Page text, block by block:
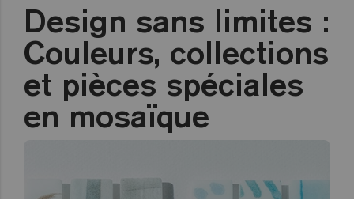
Design sans limites :
Couleurs, collections
et pièces spéciales
en mosaïque